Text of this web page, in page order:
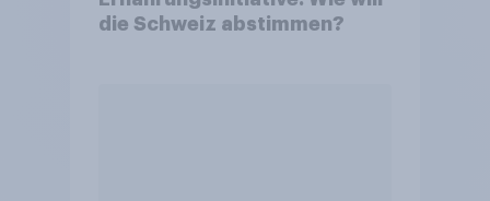
die Schweiz abstimmen?